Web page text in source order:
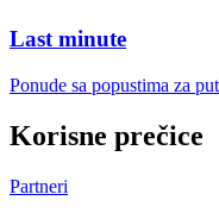
Last minute
Ponude sa popustima za
Korisne prečice
Partneri